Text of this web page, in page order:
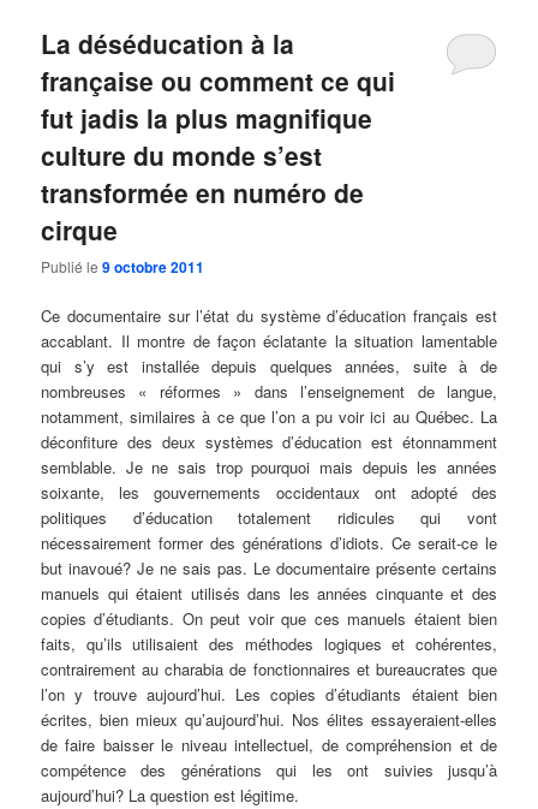
La déséducation à la
française ou comment ce qui
fut jadis la plus magnifique
culture du monde s’est
transformée en numéro de
cirque
Publié le9 octobre 2011
Ce documentaire sur l’état du système d’éducation français est
accablant. Il montre de façon éclatante la situation lamentable
qui s’y est installée depuis quelques années, suite à de
nombreuses « réformes » dans l’enseignement de langue,
notamment, similaires à ce que l’on a pu voir ici au Québec. La
déconfiture des deux systèmes d’éducation est étonnamment
semblable. Je ne sais trop pourquoi mais depuis les années
soixante, les gouvernements occidentaux ont adopté des
politiques d’éducation totalement ridicules qui vont
nécessairement former des générations d’idiots. Ce serait-ce le
but inavoué? Je ne sais pas. Le documentaire présente certains
manuels qui étaient utilisés dans les années cinquante et des
copies d’étudiants. On peut voir que ces manuels étaient bien
faits, qu’ils utilisaient des méthodes logiques et cohérentes,
contrairement au charabia de fonctionnaires et bureaucrates que
l’on y trouve aujourd’hui. Les copies d’étudiants étaient bien
écrites, bien mieux qu’aujourd’hui. Nos élites essayeraient-elles
de faire baisser le niveau intellectuel, de compréhension et de
compétence des générations qui les ont suivies jusqu’à
aujourd’hui? La question est légitime.